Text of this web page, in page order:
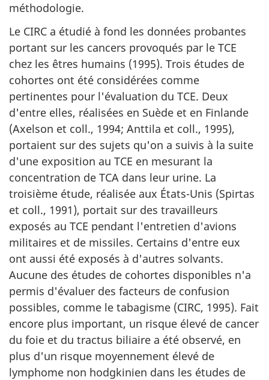
méthodologie.
Le CIRC a étudié à fond les données probantes
portant sur les cancers provoqués par le TCE
chez les êtres humains (1995). Trois études de
cohortes ont été considérées comme
pertinentes pour l'évaluation du TCE. Deux
d'entre elles, réalisées en Suède et en Finlande
(Axelson et coll., 1994; Anttila et coll., 1995),
portaient sur des sujets qu'on a suivis à la suite
d'une exposition au TCE en mesurant la
concentration de TCA dans leur urine. La
troisième étude, réalisée aux États-Unis (Spirtas
et coll., 1991), portait sur des travailleurs
exposés au TCE pendant l'entretien d'avions
militaires et de missiles. Certains d'entre eux
ont aussi été exposés à d'autres solvants.
Aucune des études de cohortes disponibles n'a
permis d'évaluer des facteurs de confusion
possibles, comme le tabagisme (CIRC, 1995). Fait
encore plus important, un risque élevé de cancer
du foie et du tractus biliaire a été observé, en
plus d'un risque moyennement élevé de
lymphome non hodgkinien dans les études de